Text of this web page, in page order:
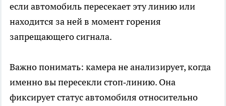
если автомобиль пересекает эту линию или
находится за ней в момент горения
запрещающего сигнала.
Важно понимать: камера не анализирует, когда
именно вы пересекли стоп‑линию. Она
фиксирует статус автомобиля относительно